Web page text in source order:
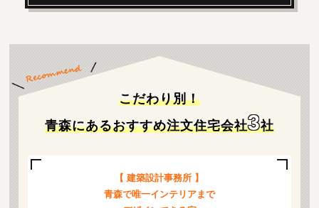
こだわり別！
青森にあるおすすめ注文住宅会社3社
【 建築設計事務所 】
青森で唯一インテリアまで